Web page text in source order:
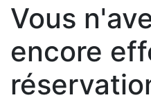
Vous
encore